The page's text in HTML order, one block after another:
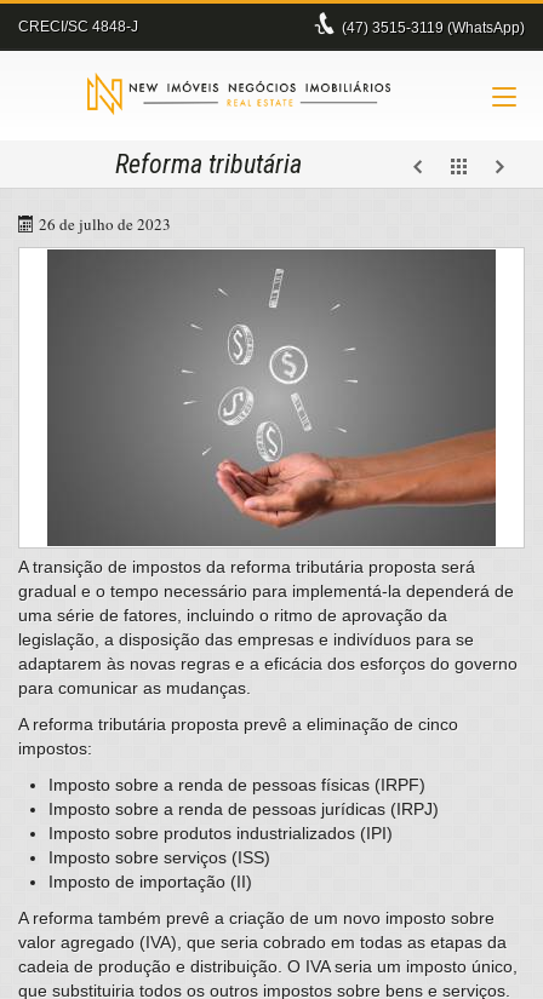
CRECI/SC 4848-J (47) 3515-3119 (WhatsApp)
Reforma tributária
26 de julho de 2023
A transição de impostos da reforma tributária proposta será
gradual e o tempo necessário para implementá-la dependerá de
uma série de fatores, incluindo o ritmo de aprovação da
legislação, a disposição das empresas e indivíduos para se
adaptarem às novas regras e a eficácia dos esforços do governo
para comunicar as mudanças.
A reforma tributária proposta prevê a eliminação de cinco
impostos:
Imposto sobre a renda de pessoas físicas (IRPF)
Imposto sobre a renda de pessoas jurídicas (IRPJ)
Imposto sobre produtos industrializados (IPI)
Imposto sobre serviços (ISS)
Imposto de importação (II)
A reforma também prevê a criação de um novo imposto sobre
valor agregado (IVA), que seria cobrado em todas as etapas da
cadeia de produção e distribuição. O IVA seria um imposto único,
que substituiria todos os outros impostos sobre bens e serviços.